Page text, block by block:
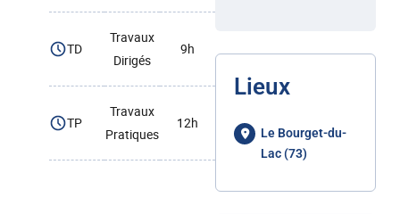
TD
Travaux
Dirigés
9h
TP
Travaux
Pratiques
12h
Lieux
Le Bourget-du-
Lac (73)